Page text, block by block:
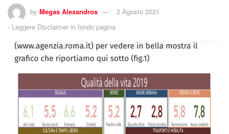
by Megas Alexandros
2 Agosto 2021
- Leggere Disclaimer in fondo pagina